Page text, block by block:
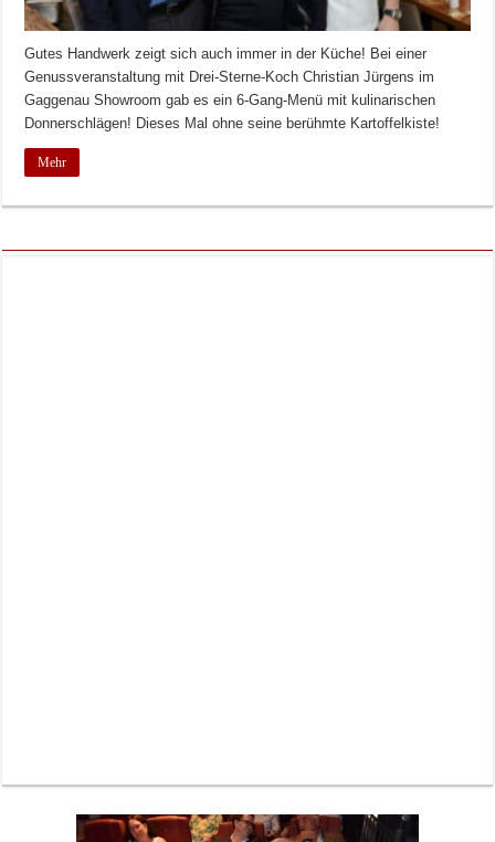
Gutes Handwerk zeigt sich auch immer in der Küche! Bei einer
Genussveranstaltung mit Drei-Sterne-Koch Christian Jürgens im
Gaggenau Showroom gab es ein 6-Gang-Menü mit kulinarischen
Donnerschlägen! Dieses Mal ohne seine berühmte Kartoffelkiste!
Mehr